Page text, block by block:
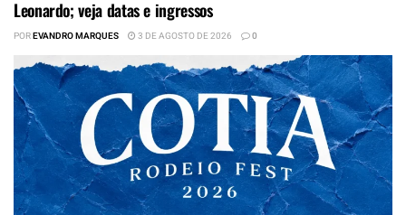
Leonardo; veja datas e ingressos
POREVANDRO MARQUES 3 DE AGOSTO DE 2026 0